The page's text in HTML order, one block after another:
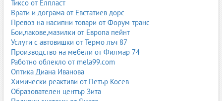
Тиксо от Елпласт
Врати и дограма от Евстатиев дорс
Превоз на насипни товари от Форум транс
Бои,лакове,мазилки от Европа пейнт
Услуги с автовишки от Термо лъч 87
Производство на мебели от Филмар 74
Работно облекло от mela99.com
Оптика Диана Иванова
Химически реактиви от Петър Косев
Образователен център Зита